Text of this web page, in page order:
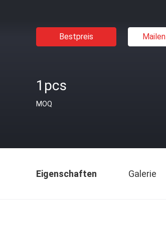
Bestpreis
1pcs
MOQ
Eigenschaften Galerie